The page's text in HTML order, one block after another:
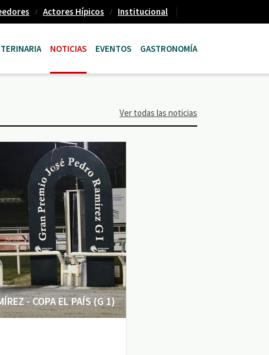
Actores Hípicos Institucional
NOTICIAS EVENTOS GASTRONOMÍA
Ver todas las noticias
- COPA EL PAÍS (G 1)